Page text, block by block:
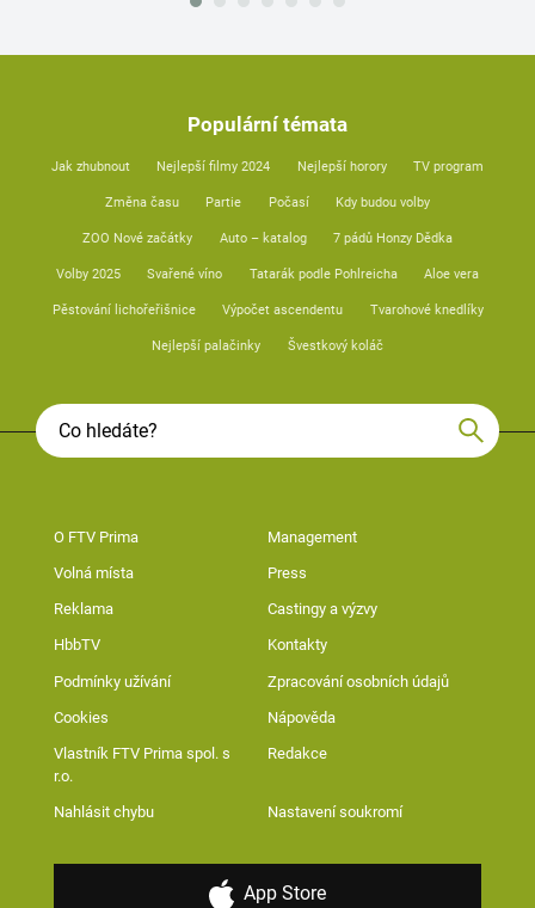
Populární témata
Jak zhubnout Nejlepší filmy 2024 Nejlepší horory TV program
Změna času Partie Počasí Kdy budou volby
ZOO Nové začátky Auto – katalog 7 pádů Honzy Dědka
Volby 2025 Svařené víno Tatarák podle Pohlreicha Aloe vera
Pěstování lichořeřišnice Výpočet ascendentu Tvarohové knedlíky
Nejlepší palačinky Švestkový koláč
O FTV Prima Management
Volná místa Press
Reklama Castingy a výzvy
HbbTV Kontakty
Podmínky užívání Zpracování osobních údajů
Cookies Nápověda
Vlastník FTV Prima spol. s
r.o.
Redakce
Nahlásit chybu Nastavení soukromí
App Store